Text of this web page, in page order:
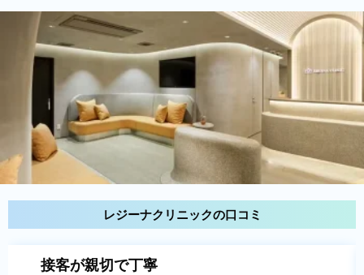
レジーナクリニックの口コミ
接客が親切で丁寧